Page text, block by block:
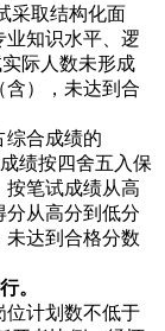
采取结构化面
业知识水平、逻
际人数未形成
含），未达到合
综合成绩的
绩按四舍五入保
按笔试成绩从高
分从高分到低分
未达到合格分数
。
位计划数不低于